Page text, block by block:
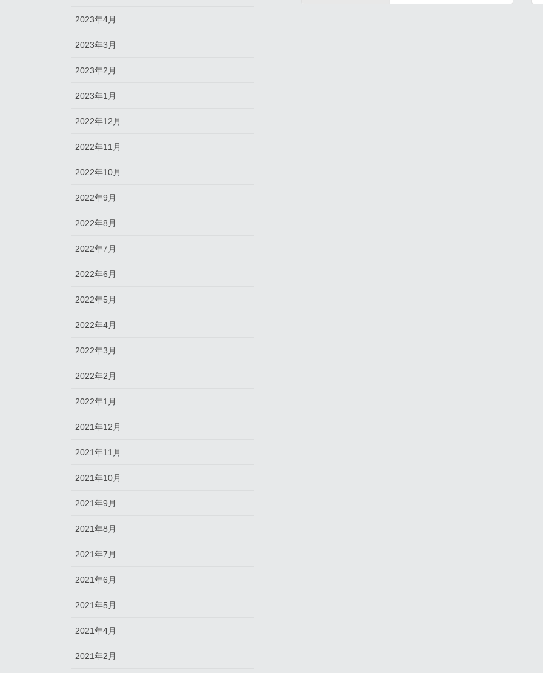
2023年4月
2023年3月
2023年2月
2023年1月
2022年12月
2022年11月
2022年10月
2022年9月
2022年8月
2022年7月
2022年6月
2022年5月
2022年4月
2022年3月
2022年2月
2022年1月
2021年12月
2021年11月
2021年10月
2021年9月
2021年8月
2021年7月
2021年6月
2021年5月
2021年4月
2021年2月